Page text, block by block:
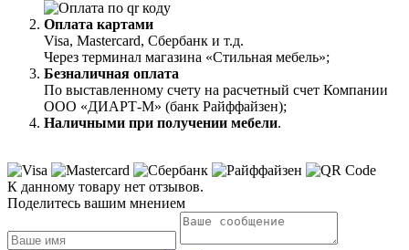
Оплата картами
Visa, Mastercard, Сбербанк и т.д.
Через терминал магазина «Стильная мебель»;
Безналичная оплата
По выставленному счету на расчетный счет Компании
ООО «ДИАРТ-М» (банк Райффайзен);
Наличными при получении мебели.
К данному товару нет отзывов.
Поделитесь вашим мнением